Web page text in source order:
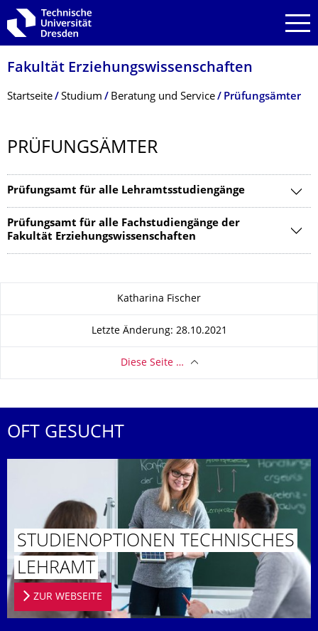
Zur Hauptnavigation springen
Zur Suche springen
Zum Inhalt springen
Fakultät Erziehungs­wissenschaften
Breadcrumb-Menü
Startseite Studium Beratung und Service Prüfungsämter
PRÜFUNGSÄMTER
Prüfungsamt für alle Lehramtsstudiengänge
Prüfungsamt für alle Fachstudiengänge der
Fakultät Erziehungswissenschaften
Katharina Fischer
Letzte Änderung: 28.10.2021
Diese Seite …
OFT GESUCHT
STUDIENOPTIO­NEN TECHNISCHES
LEHRAMT
ZUR WEBSEITE